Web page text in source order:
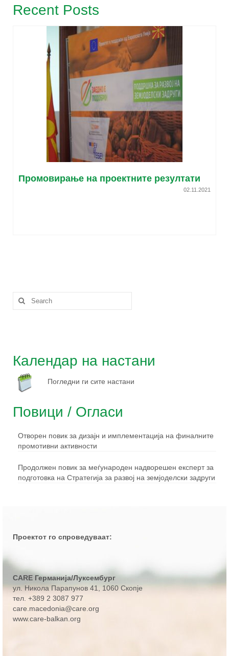
Recent Posts
Промовирање на проектните резултати
02.11.2021
Календар на настани
Погледни ги сите настани
Повици / Огласи
Отворен повик за дизајн и имплементација на финалните
промотивни активности
Продолжен повик за меѓународен надворешен експерт за
подготовка на Стратегија за развој на земјоделски задруги
Проектот го спроведуваат:
CARE Германија/Луксембург
ул. Никола Парапунов 41
, 1060 Скопје
тел. +389 2 3087 977
care.macedonia@care.org
www.care-balkan.org